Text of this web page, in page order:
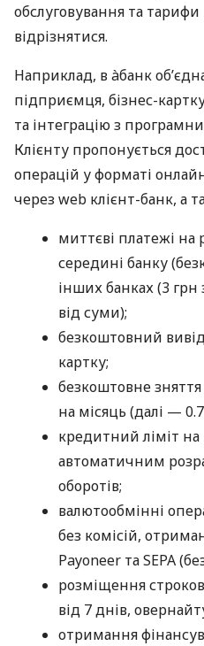
обслуговування та
відрізнятися.
Наприклад, в àбанк
підприємця, бізнес-
та інтеграцію з
Клієнту пропонується
операцій у форматі
через web клієнт-банк, а
миттєві платежі на
середині банку
інших банках (3
від суми);
безкоштовний
картку;
безкоштовне зняття
на місяць (далі —
кредитний ліміт
автоматичним
оборотів;
валютообмінні
без комісій,
Payoneer та SEPA
розміщення
від 7 днів,
отримання